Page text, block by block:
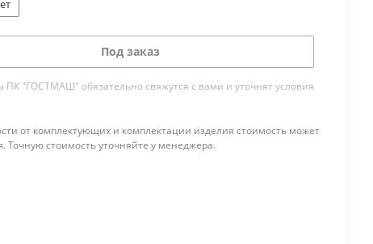
Под заказ
"ГОСТМАШ" обязательно свяжутся с вами и уточнят условия
от комплектующих и комплектации изделия стоимость может
Точную стоимость уточняйте у менеджера.